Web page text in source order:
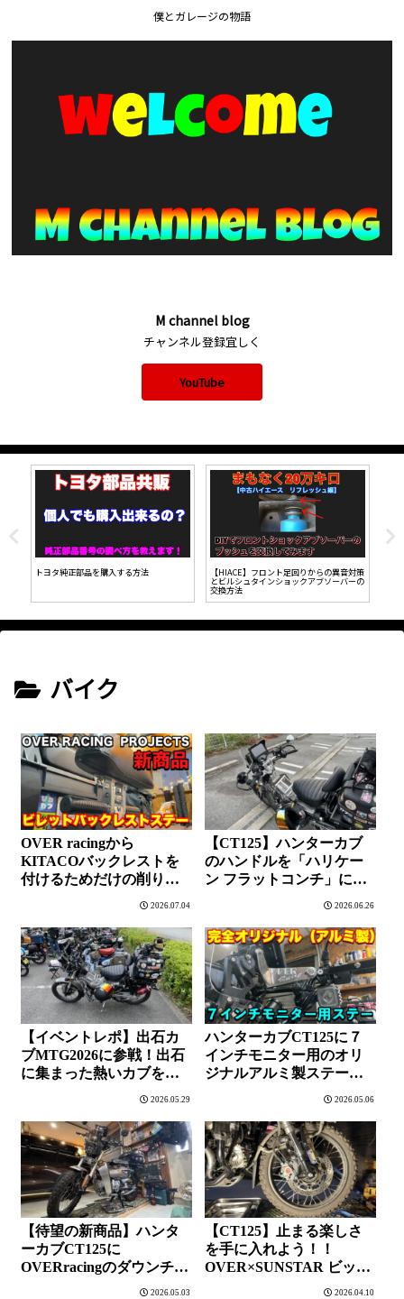
僕とガレージの物語
M channel blog
チャンネル登録宜しく
YouTube
トヨタ純正部品を購入する方法 【HIACE】フロント足回りからの異音対策
とビルシュタインショックアブソーバーの
交換方法
バイク
OVER racingから
KITACOバックレストを
付けるためだけの削り出
しステーが販売開始され
2026.07.04
【CT125】ハンターカブ
のハンドルを「ハリケー
ン フラットコンチ」に交
換！ポジション変更で走
2026.06.26
【イベントレポ】出石カ
ブMTG2026に参戦！出石
に集まった熱いカブを堪
2026.05.29
ハンターカブCT125に７
インチモニター用のオリ
ジナルアルミ製ステーを
2026.05.06
【待望の新商品】ハンタ
ーカブCT125に
OVERracingのダウンチュ
ーブ専用レッグシールド
2026.05.03
【CT125】止まる楽しさ
を手に入れよう！！
OVER×SUNSTAR ビッグ
ローター装着&レビュー
2026.04.10